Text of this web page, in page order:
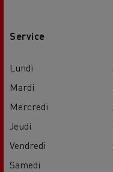
Service
Lundi
Mardi
Mercredi
Jeudi
Vendredi
Samedi